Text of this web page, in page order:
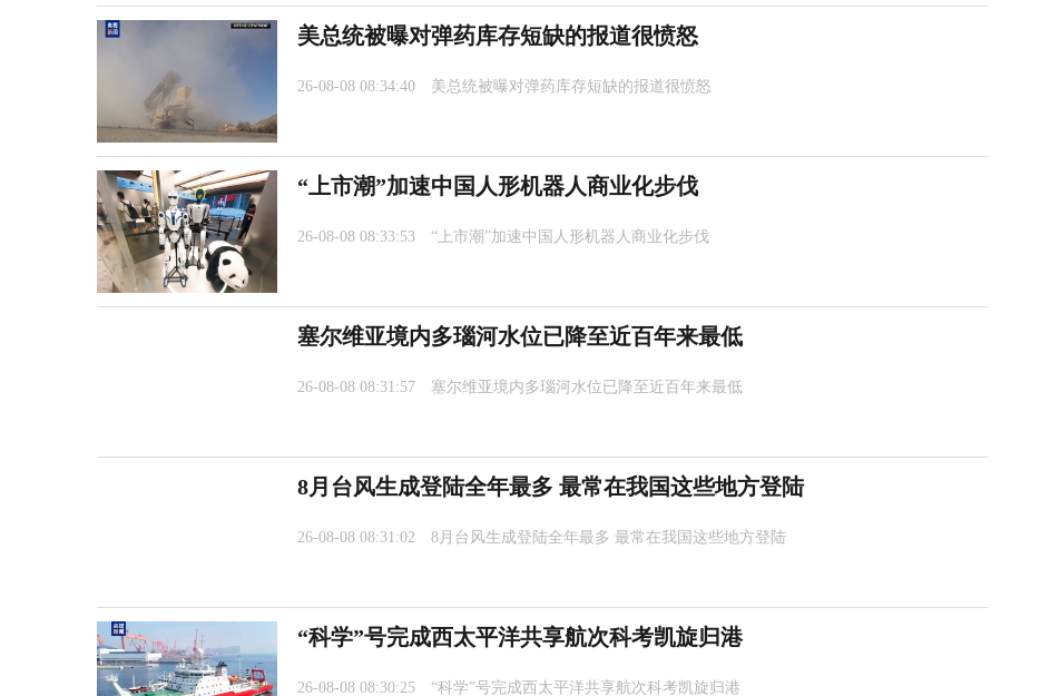
美总统被曝对弹药库存短缺的报道很愤怒
26-08-08 08:34:40 美总统被曝对弹药库存短缺的报道很愤怒
“上市潮”加速中国人形机器人商业化步伐
26-08-08 08:33:53 “上市潮”加速中国人形机器人商业化步伐
塞尔维亚境内多瑙河水位已降至近百年来最低
26-08-08 08:31:57 塞尔维亚境内多瑙河水位已降至近百年来最低
8月台风生成登陆全年最多 最常在我国这些地方登陆
26-08-08 08:31:02 8月台风生成登陆全年最多 最常在我国这些地方登陆
“科学”号完成西太平洋共享航次科考凯旋归港
26-08-08 08:30:25 “科学”号完成西太平洋共享航次科考凯旋归港